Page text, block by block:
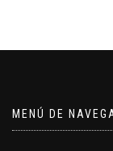
MENÚ DE